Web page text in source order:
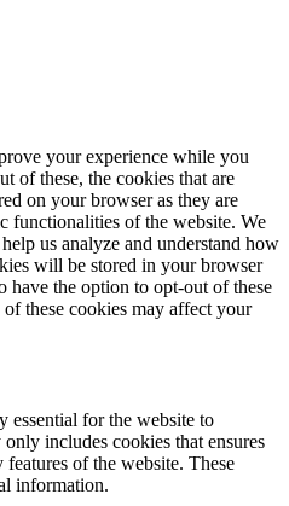
your experience while you
of these, the cookies that are
on your browser as they are
functionalities of the website. We
us analyze and understand how
will be stored in your browser
have the option to opt-out of these
these cookies may affect your
essential for the website to
includes cookies that ensures
of the website. These
information.